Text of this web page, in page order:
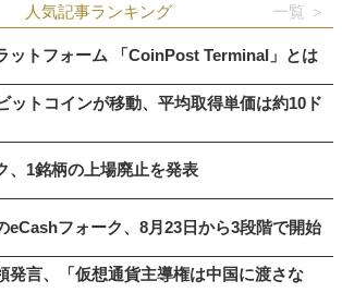
人気記事ランキング 一覧 ＞
ットフォーム 「CoinPost Terminal」とは
ットコインが移動、平均取得単価は約10ド
、1銘柄の上場廃止を発表
eCashフォーク、8月23日から3段階で開始
発言、「仮想通貨主導権は中国に渡さな